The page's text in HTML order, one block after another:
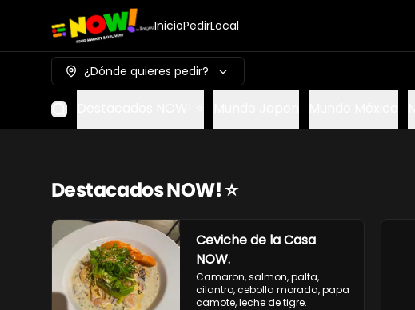
InicioPedirLocal
¿Dónde quieres pedir?
Destacados NOW! ⭐
Ceviche de la Casa
NOW.
Camaron, salmon, palta,
cilantro, cebolla morada, papa
camote, leche de tigre.